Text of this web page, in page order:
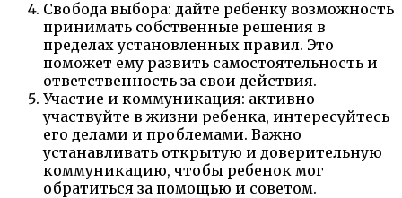
Свобода выбора: дайте ребенку возможность
принимать собственные решения в
пределах установленных правил. Это
поможет ему развить самостоятельность и
ответственность за свои действия.
Участие и коммуникация: активно
участвуйте в жизни ребенка, интересуйтесь
его делами и проблемами. Важно
устанавливать открытую и доверительную
коммуникацию, чтобы ребенок мог
обратиться за помощью и советом.